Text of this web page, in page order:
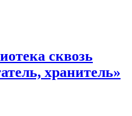
сквозь
хранитель»